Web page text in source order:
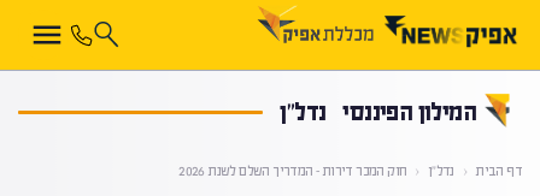
המילון הפיננסי נדל"ן
דף הבית ‹ נדל"ן ‹ חוק המכר דירות – המדריך השלם לשנת 2026